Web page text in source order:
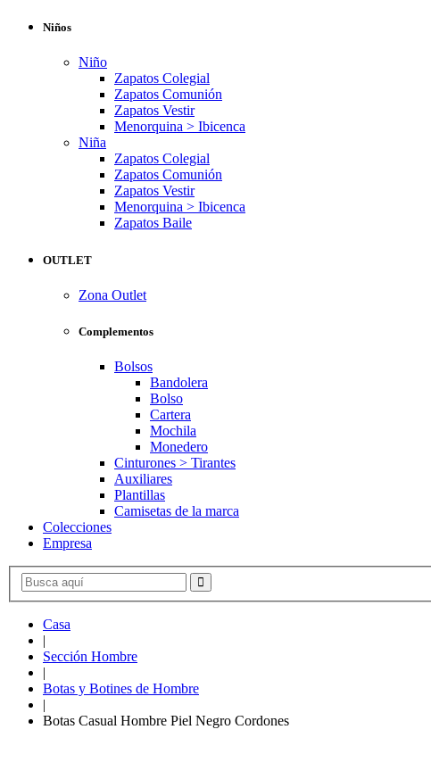
Niños
Niño
Zapatos Colegial
Zapatos Comunión
Zapatos Vestir
Menorquina > Ibicenca
Niña
Zapatos Colegial
Zapatos Comunión
Zapatos Vestir
Menorquina > Ibicenca
Zapatos Baile
OUTLET
Zona Outlet
Complementos
Bolsos
Bandolera
Bolso
Cartera
Mochila
Monedero
Cinturones > Tirantes
Auxiliares
Plantillas
Camisetas de la marca
Colecciones
Empresa
Casa
|
Sección Hombre
|
Botas y Botines de Hombre
|
Botas Casual Hombre Piel Negro Cordones